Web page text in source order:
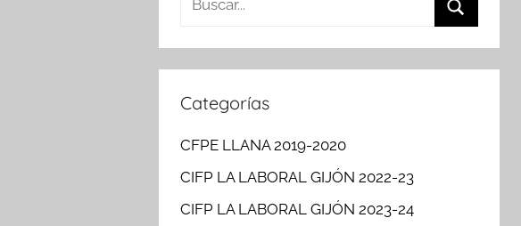
Categorías
CFPE LLANA 2019-2020
CIFP LA LABORAL GIJÓN 2022-23
CIFP LA LABORAL GIJÓN 2023-24